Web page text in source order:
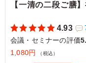
【一清の二段ご膳
4.93
会議・セミナーの評価
1,080円
（税込）